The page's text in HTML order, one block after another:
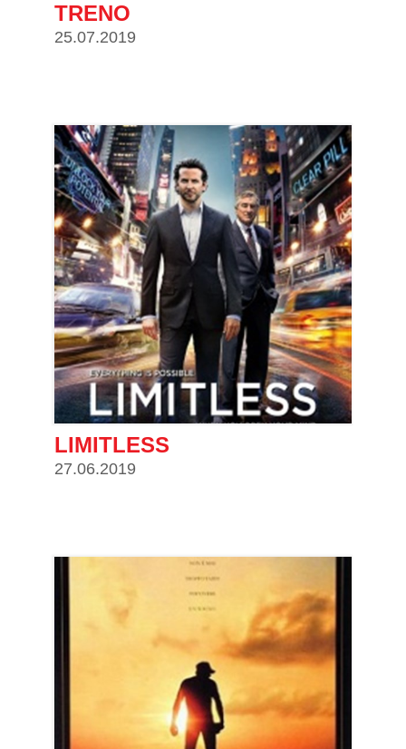
TRENO
25.07.2019
LIMITLESS
27.06.2019